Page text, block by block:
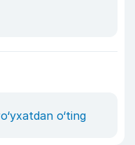
o‘ting